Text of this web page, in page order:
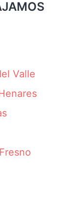
Valle